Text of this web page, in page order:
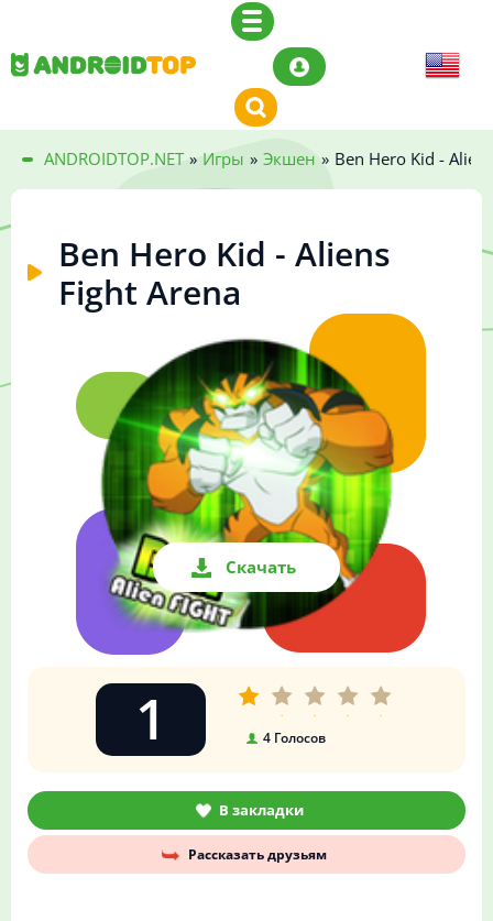
ANDROIDTOP.NET » Игры » Экшен » Ben Hero Kid -
Ben Hero Kid - Aliens
Fight Arena
Скачать
1 4Голосов
В закладки
Рассказать друзьям